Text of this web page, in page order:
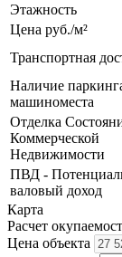
Этажность
Цена руб./м²
Транспортная
Наличие
машиноместа
Отделка
Коммерческой
Недвижимости
ПВД -
валовый доход
Карта
Расчет
Цена объекта